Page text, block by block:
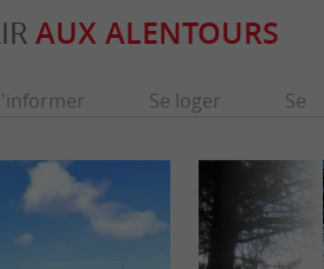
AUX ALENTOURS
Se loger Se